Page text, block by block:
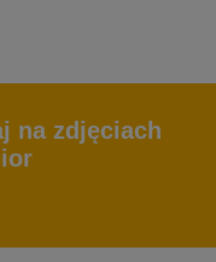
na zdjęciach